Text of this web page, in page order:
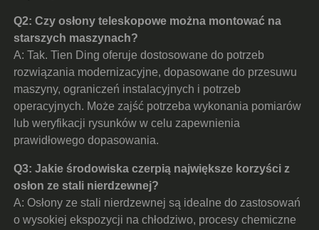
Q2: Czy osłony teleskopowe można montować na
starszych maszynach?
A: Tak. Tien Ding oferuje dostosowane do potrzeb
rozwiązania modernizacyjne, dopasowane do przesuwu
maszyny, ograniczeń instalacyjnych i potrzeb
operacyjnych. Może zajść potrzeba wykonania pomiarów
lub weryfikacji rysunków w celu zapewnienia
prawidłowego dopasowania.
Q3: Jakie środowiska czerpią największe korzyści z
osłon ze stali nierdzewnej?
A: Osłony ze stali nierdzewnej są idealne do zastosowań
o wysokiej ekspozycji na chłodziwo, procesy chemiczne